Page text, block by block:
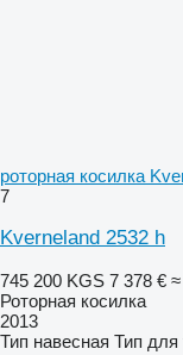
роторная косилка
7
Kverneland 2532 h
745 200 KGS 7 378 €
Роторная косилка
2013
Тип навесная Тип для